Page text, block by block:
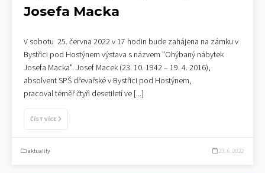
Josefa Macka
V sobotu 25. června 2022 v 17 hodin bude zahájena na zámku v
Bystřici pod Hostýnem výstava s názvem "Ohýbaný nábytek
Josefa Macka". Josef Macek (23. 10. 1942 – 19. 4. 2016),
absolvent SPŠ dřevařské v Bystřici pod Hostýnem,
pracoval téměř čtyři desetiletí ve [...]
ČÍST VÍCE
aktuality 23. 6. 2022